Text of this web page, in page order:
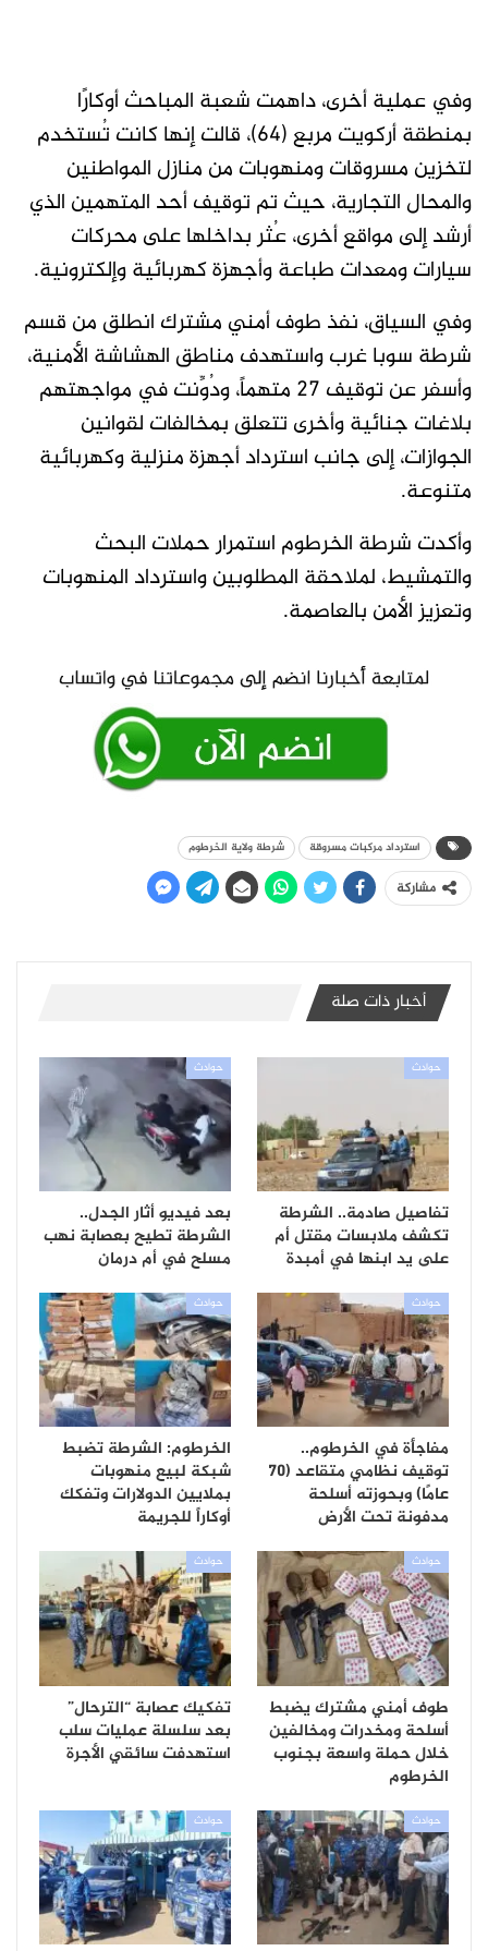
وفي عملية أخرى، داهمت شعبة المباحث أوكارًا
بمنطقة أركويت مربع (64)، قالت إنها كانت تُستخدم
لتخزين مسروقات ومنهوبات من منازل المواطنين
والمحال التجارية، حيث تم توقيف أحد المتهمين الذي
أرشد إلى مواقع أخرى، عُثر بداخلها على محركات
سيارات ومعدات طباعة وأجهزة كهربائية وإلكترونية.
وفي السياق، نفذ طوف أمني مشترك انطلق من قسم
شرطة سوبا غرب واستهدف مناطق الهشاشة الأمنية،
وأسفر عن توقيف 27 متهماً، ودُوِّنت في مواجهتهم
بلاغات جنائية وأخرى تتعلق بمخالفات لقوانين
الجوازات، إلى جانب استرداد أجهزة منزلية وكهربائية
متنوعة.
وأكدت شرطة الخرطوم استمرار حملات البحث
والتمشيط، لملاحقة المطلوبين واسترداد المنهوبات
وتعزيز الأمن بالعاصمة.
استرداد مركبات مسروقة شرطة ولاية الخرطوم
مشاركة
أخبار ذات صلة
حوادث
تفاصيل صادمة.. الشرطة
تكشف ملابسات مقتل أم
على يد ابنها في أمبدة
حوادث
بعد فيديو أثار الجدل..
الشرطة تطيح بعصابة نهب
مسلح في أم درمان
حوادث
مفاجأة في الخرطوم..
توقيف نظامي متقاعد (70
عامًا) وبحوزته أسلحة
مدفونة تحت الأرض
حوادث
الخرطوم: الشرطة تضبط
شبكة لبيع منهوبات
بملايين الدولارات وتفكك
أوكاراً للجريمة
حوادث
طوف أمني مشترك يضبط
أسلحة ومخدرات ومخالفين
خلال حملة واسعة بجنوب
الخرطوم
حوادث
تفكيك عصابة “الترحال”
بعد سلسلة عمليات سلب
استهدفت سائقي الأجرة
حوادث حوادث